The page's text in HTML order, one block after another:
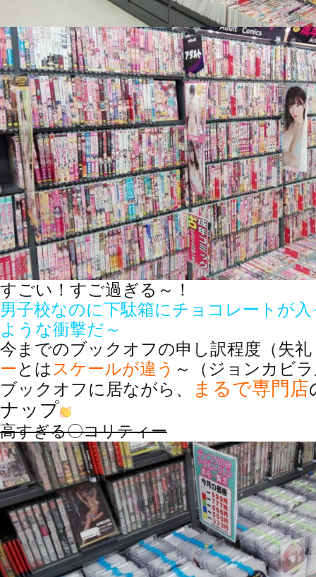
すごい！すご過ぎる～！
男子校なのに下駄箱にチョコレートが
ような衝撃だ～
今までのブックオフの申し訳程度（失礼
ー とは スケールが違う ～（ジョンカビ
ブックオフに居ながら、
まるで専門店
ナップ
高すぎる〇コリティー